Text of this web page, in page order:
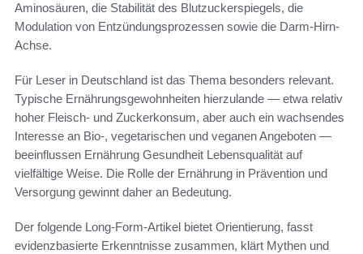
Aminosäuren, die Stabilität des Blutzuckerspiegels, die
Modulation von Entzündungsprozessen sowie die Darm-Hirn-
Achse.
Für Leser in Deutschland ist das Thema besonders relevant.
Typische Ernährungsgewohnheiten hierzulande — etwa relativ
hoher Fleisch- und Zuckerkonsum, aber auch ein wachsendes
Interesse an Bio-, vegetarischen und veganen Angeboten —
beeinflussen Ernährung Gesundheit Lebensqualität auf
vielfältige Weise. Die Rolle der Ernährung in Prävention und
Versorgung gewinnt daher an Bedeutung.
Der folgende Long-Form-Artikel bietet Orientierung, fasst
evidenzbasierte Erkenntnisse zusammen, klärt Mythen und